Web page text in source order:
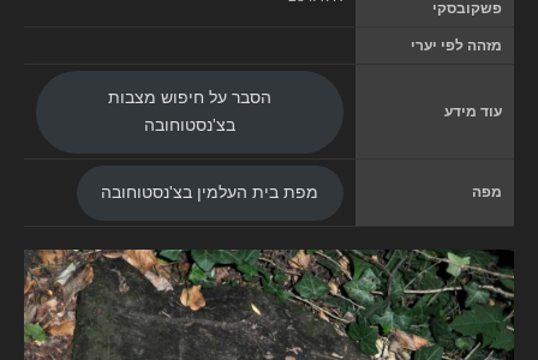
פשקובסקי
מזהה לפי יערי
עוד מידע
הסבר על חיפוש מצבות
בצ'נסטוחובה
מפה מפת בית העלמין בצ'נסטוחובה